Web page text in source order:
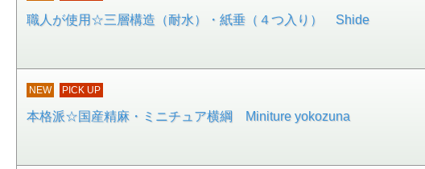
職人が使用☆三層構造（耐水）・紙垂（４つ入り） Shide
NEW PICK UP
本格派☆国産精麻・ミニチュア横綱 Miniture yokozuna